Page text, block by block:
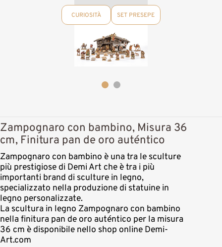
CURIOSITÀ SET PRESEPE
Zampognaro con bambino, Misura 36
cm, Finitura pan de oro auténtico
Zampognaro con bambino è una tra le sculture
più prestigiose di Demi Art che è tra i più
importanti brand di sculture in legno,
specializzato nella produzione di statuine in
legno personalizzate.
La scultura in legno Zampognaro con bambino
nella finitura pan de oro auténtico per la misura
36 cm è disponibile nello shop online Demi-
Art.com